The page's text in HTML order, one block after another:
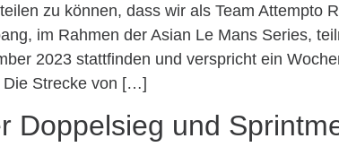
zu können, dass wir als Team Attempto
im Rahmen der Asian Le Mans Series,
2023 stattfinden und verspricht ein
Die Strecke von […]
Doppelsieg und